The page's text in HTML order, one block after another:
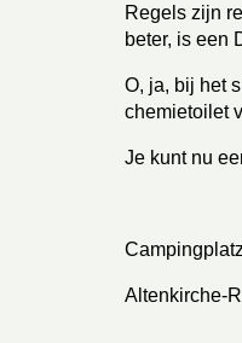
Regels zijn
beter, is een
O, ja, bij het
chemietoilet
Je kunt nu
Altenkirche-